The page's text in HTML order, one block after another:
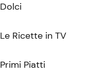
Dolci
Le Ricette in TV
Primi Piatti